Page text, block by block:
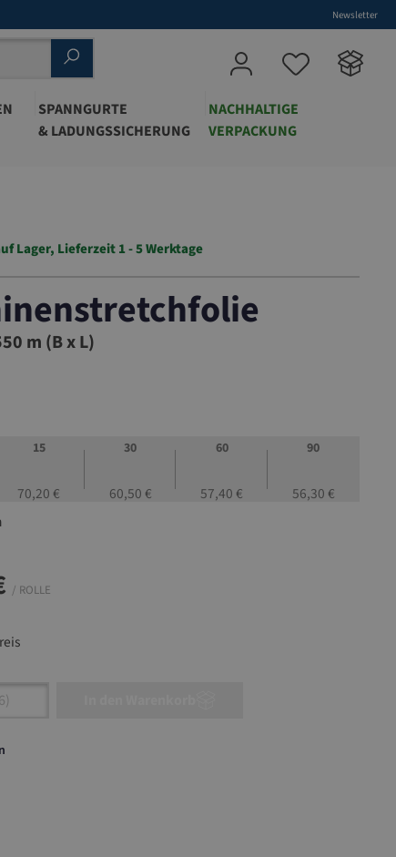
Newsletter
SPANNGURTE
& LADUNGSSICHERUNG
NACHHALTIGE
VERPACKUNG
Lager, Lieferzeit 1 - 5 Werktage
m (B x L)
15
70,20 €
30
60,50 €
60
57,40 €
90
56,30 €
/ ROLLE
Gib den gewünschten Wert ein oder